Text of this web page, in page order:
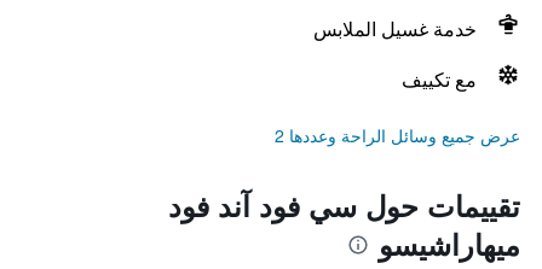
خدمة غسيل الملابس
مع تكييف
عرض جميع وسائل الراحة وعددها 2
تقييمات حول سي فود آند فود
ميهاراشيسو